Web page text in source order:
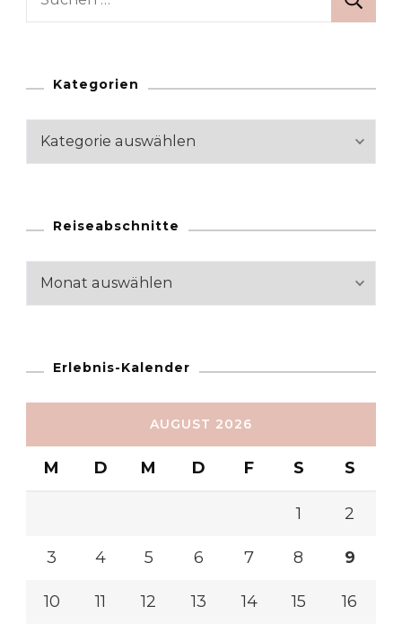
Kategorien
Kategorien
Reiseabschnitte
Reiseabschnitte
Erlebnis-Kalender
AUGUST 2026
M D M D F S S
1 2
3 4 5 6 7 8 9
10 11 12 13 14 15 16